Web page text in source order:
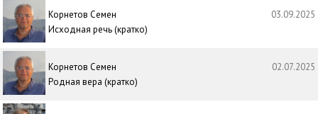
Корнетов Семен
03.09.2025
Исходная речь (кратко)
Корнетов Семен
02.07.2025
Родная вера (кратко)